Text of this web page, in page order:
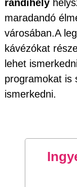
randihely
maradandó
városában.A
kávézókat
lehet
programokat is
ismerkedni.